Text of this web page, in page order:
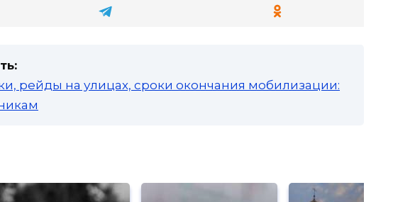
рейды на улицах, сроки окончания мобилизации: